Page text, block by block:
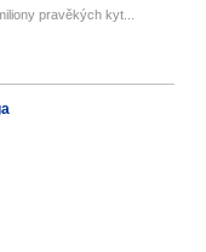
pravěkých kyt...